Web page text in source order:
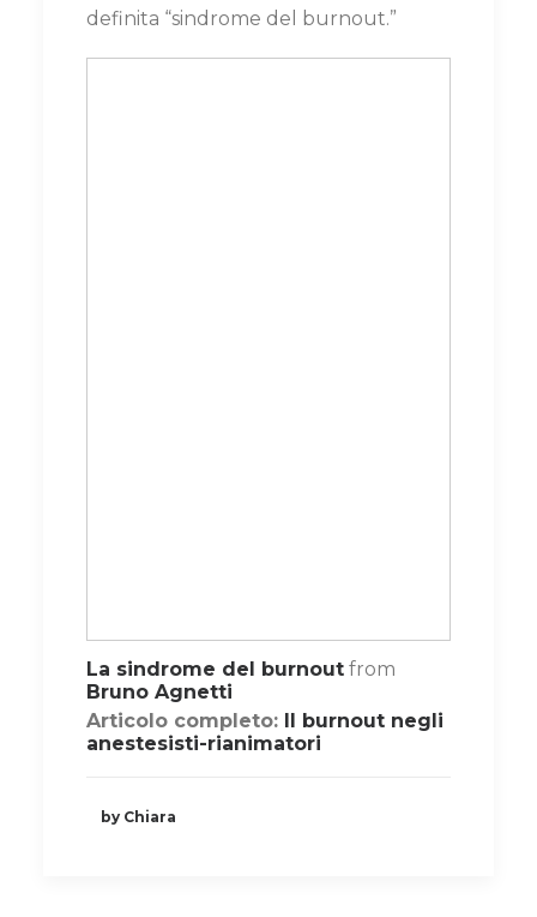
definita “sindrome del burnout.”
La sindrome del burnout from
Bruno Agnetti
Articolo completo: Il burnout negli
anestesisti-rianimatori
by Chiara